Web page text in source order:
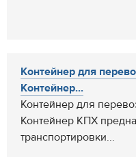
Контейнер для
Контейнер...
Контейнер для
Контейнер КПХ
транспортировки...